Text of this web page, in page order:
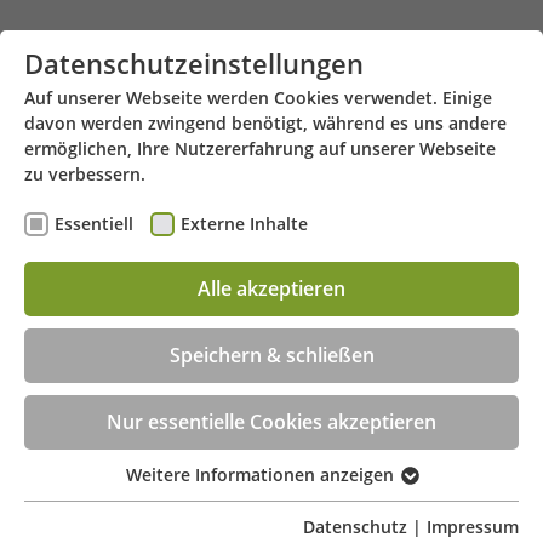
Zum Hauptinhalt springen
Klotzbahn 3 - 42105 Wuppertal
Datenschutzeinstellungen
Auf unserer Webseite werden Cookies verwendet. Einige
davon werden zwingend benötigt, während es uns andere
ermöglichen, Ihre Nutzererfahrung auf unserer Webseite
zu verbessern.
Essentiell Externe Inhalte
Alle akzeptieren
Speichern & schließen
Nur essentielle Cookies akzeptieren
Essentiell
Essentielle Cookies werden für grundlegende
Weitere Informationen anzeigen
Datenschutz | Impressum